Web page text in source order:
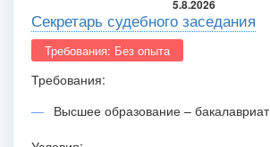
5.8.2026
Секретарь судебного заседания
Требования: Без опыта
Требования:
Высшее образование – бакалавриат